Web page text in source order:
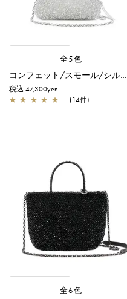
全5色
コンフェット/スモール/シルバー
税込 47,300yen
★ ★ ★ ★ ★ (14件)
全6色